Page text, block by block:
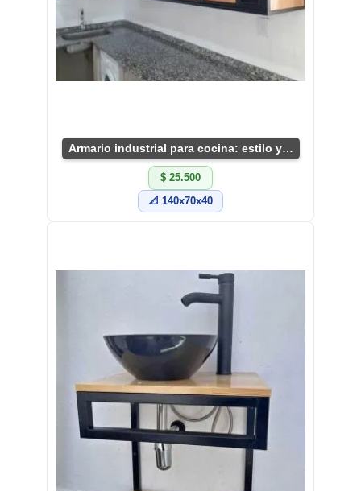
Armario industrial para cocina: estilo y funcionalidad
$ 25.500
📐 140x70x40